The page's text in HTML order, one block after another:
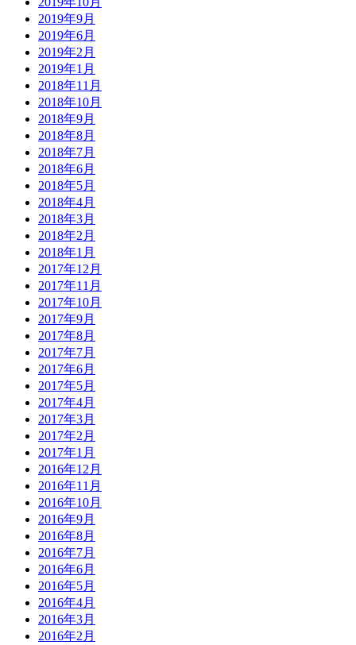
2019年9月
2019年6月
2019年2月
2019年1月
2018年11月
2018年10月
2018年9月
2018年8月
2018年7月
2018年6月
2018年5月
2018年4月
2018年3月
2018年2月
2018年1月
2017年12月
2017年11月
2017年10月
2017年9月
2017年8月
2017年7月
2017年6月
2017年5月
2017年4月
2017年3月
2017年2月
2017年1月
2016年12月
2016年11月
2016年10月
2016年9月
2016年8月
2016年7月
2016年6月
2016年5月
2016年4月
2016年3月
2016年2月